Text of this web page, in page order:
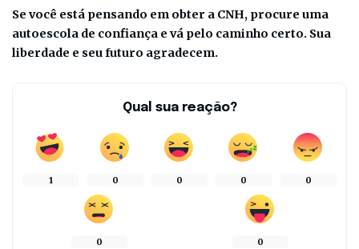
Se você está pensando em obter a CNH, procure uma
autoescola de confiança e vá pelo caminho certo. Sua
liberdade e seu futuro agradecem.
Qual sua reação?
1 0 0 0 0
0 0